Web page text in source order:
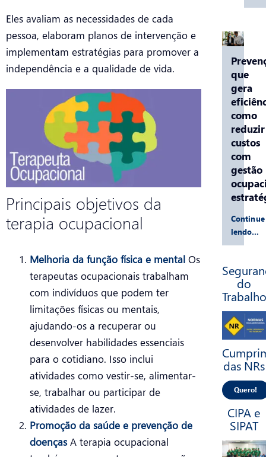
Eles avaliam as necessidades de cada
pessoa, elaboram planos de intervenção e
implementam estratégias para promover a
independência e a qualidade de vida.
Principais objetivos da
terapia ocupacional
Melhoria da função física e mental Os
terapeutas ocupacionais trabalham
com indivíduos que podem ter
limitações físicas ou mentais,
ajudando-os a recuperar ou
desenvolver habilidades essenciais
para o cotidiano. Isso inclui
atividades como vestir-se, alimentar-
se, trabalhar ou participar de
atividades de lazer.
Promoção da saúde e prevenção de
doenças A terapia ocupacional
que
gera
como
reduzir
custos
com
gestão
Continue
lendo…
do
Trabalho
das NRs
Quero!
CIPA e
SIPAT